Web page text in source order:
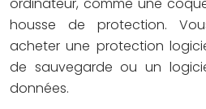
housse de protection.
acheter une protection
de sauvegarde ou un
données.